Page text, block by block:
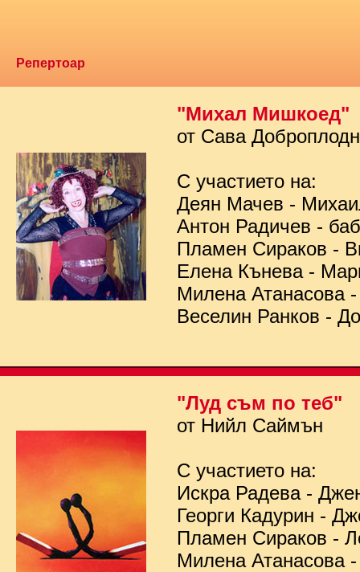
Репертоар
"Михал Мишкоед"
от Сава
С участието на:
Деян Мачев -
Антон Радичев -
Пламен Сираков -
Елена Кънева -
Милена Атанасова
Веселин Ранков -
"Луд съм по теб"
от Нийл Саймън
С участието на:
Искра Радева -
Георги Кадурин -
Пламен Сираков -
Милена Атанасова